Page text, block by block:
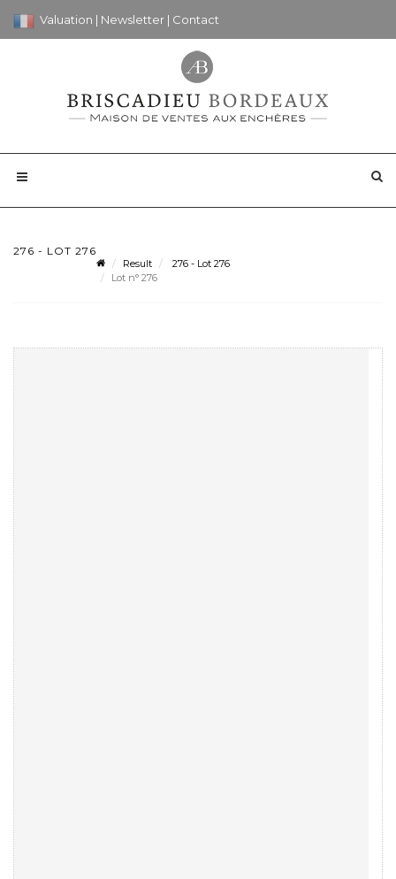
Valuation | Newsletter | Contact
276 - LOT 276
Result
276 - Lot 276
Lot n° 276